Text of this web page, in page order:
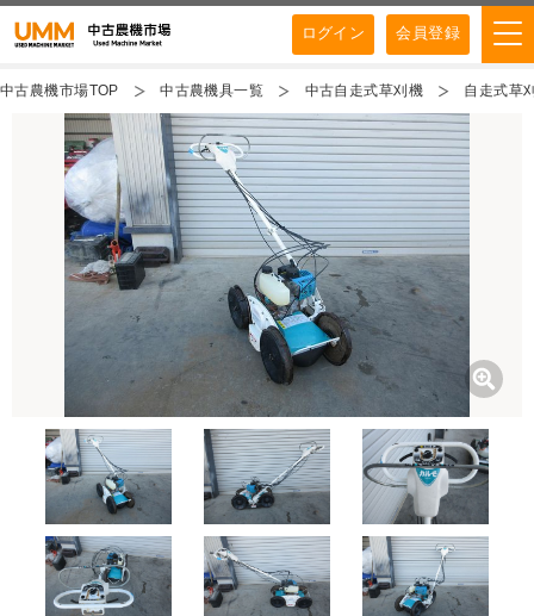
ログイン 会員登録
中古農機市場TOP 中古農機具一覧 中古自走式草刈機 自走式草